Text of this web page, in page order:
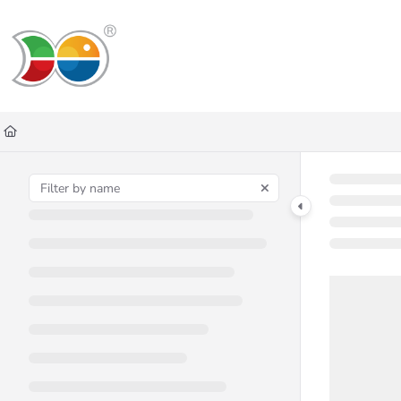
Fetch the complete documentation index at:
Use this file to discover all available pages before exploring further.